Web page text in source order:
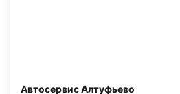
Автосервис Алтуфьево